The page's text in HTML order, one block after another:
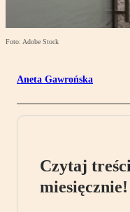
Foto: Adobe Stock
Aneta Gawrońska
Czytaj
miesięcznie!